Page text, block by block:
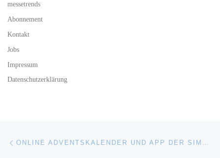
messetrends
Abonnement
Kontakt
Jobs
Impressum
Datenschutzerklärung
Beitragsnavigation ONLINE ADVENTSKALENDER UND APP DER SIMBA DICKIE GROUP